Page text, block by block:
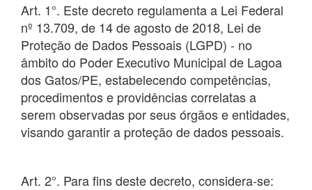
Art. 1°. Este decreto regulamenta a Lei Federal
nº 13.709, de 14 de agosto de 2018, Lei de
Proteção de Dados Pessoais (LGPD) - no
âmbito do Poder Executivo Municipal de Lagoa
dos Gatos/PE, estabelecendo competências,
procedimentos e providências correlatas a
serem observadas por seus órgãos e entidades,
visando garantir a proteção de dados pessoais.
Art. 2°. Para fins deste decreto, considera-se: